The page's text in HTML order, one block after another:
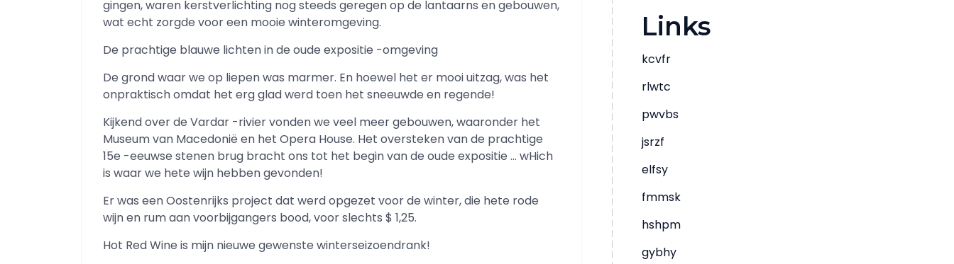
gingen, waren kerstverlichting nog steeds geregen op de lantaarns en gebouwen,
wat echt zorgde voor een mooie winteromgeving.
De prachtige blauwe lichten in de oude expositie -omgeving
De grond waar we op liepen was marmer. En hoewel het er mooi uitzag, was het
onpraktisch omdat het erg glad werd toen het sneeuwde en regende!
Kijkend over de Vardar -rivier vonden we veel meer gebouwen, waaronder het
Museum van Macedonië en het Opera House. Het oversteken van de prachtige
15e -eeuwse stenen brug bracht ons tot het begin van de oude expositie … wHich
is waar we hete wijn hebben gevonden!
Er was een Oostenrijks project dat werd opgezet voor de winter, die hete rode
wijn en rum aan voorbijgangers bood, voor slechts $ 1,25.
Hot Red Wine is mijn nieuwe gewenste winterseizoendrank!
Links
kcvfr
rlwtc
pwvbs
jsrzf
elfsy
fmmsk
hshpm
gybhy